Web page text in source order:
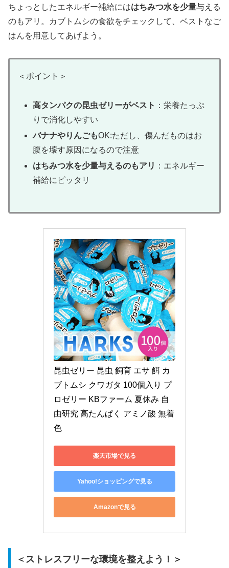
ちょっとしたエネルギー補給にははちみつ水を少量与える
のもアリ。カブトムシの食欲をチェックして、ベストなご
はんを用意してあげよう。
＜ポイント＞
高タンパクの昆虫ゼリーがベスト ：栄養たっぷ
りで消化しやすい
バナナやりんごもOK:ただし、傷んだものはお
腹を壊す原因になるので注意
はちみつ水を少量与えるのもアリ ：エネルギー
補給にピッタリ
昆虫ゼリー 昆虫 飼育 エサ 餌 カ
ブトムシ クワガタ 100個入り プ
ロゼリー KBファーム 夏休み 自
由研究 高たんぱく アミノ酸 無着
色
楽天市場で見る
Yahoo!ショッピングで見る
Amazonで見る
＜ストレスフリーな環境を整えよう！＞